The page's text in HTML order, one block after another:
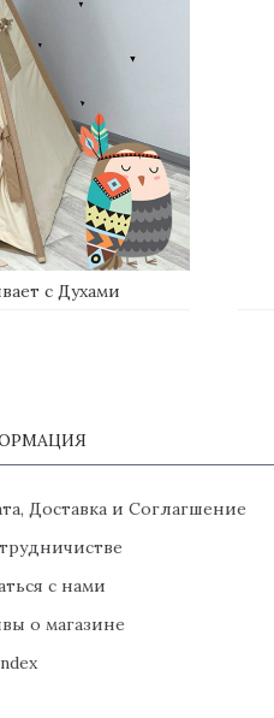
с Духами
Доставка и Соглагшение
с нами
о магазине